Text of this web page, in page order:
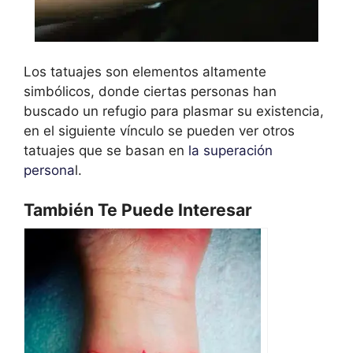
Los tatuajes son elementos altamente
simbólicos, donde ciertas personas han
buscado un refugio para plasmar su existencia,
en el siguiente vínculo se pueden ver otros
tatuajes que se basan en la superación
personal.
También Te Puede Interesar